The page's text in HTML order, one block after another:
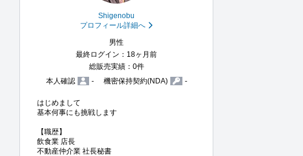
Shigenobu
プロフィール詳細へ
男性
最終ログイン：18ヶ月前
総販売実績：0件
本人確認
- 機密保持契約(NDA) -
はじめまして
基本何事にも挑戦します
【職歴】
飲食業 店長
不動産仲介業 社長秘書